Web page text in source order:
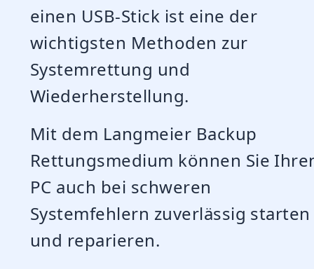
einen USB-Stick ist eine der
wichtigsten Methoden zur
Systemrettung und
Wiederherstellung.
Mit dem Langmeier Backup
Rettungsmedium können Sie
PC auch bei schweren
Systemfehlern zuverlässig starten
und reparieren.